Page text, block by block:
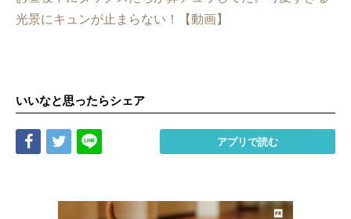
光景にキュンが止まらない！【動画】
いいなと思ったらシェア
Share Tweet アプリで読む